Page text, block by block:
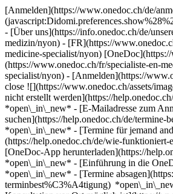
[Anmelden](https://www.onedoc.ch/de/
- [Über uns](https://info.onedoc.ch/de/
medizin/nyon) - [FR](https://
medicine-specialist/nyon)
(https://www.onedoc.ch/fr/specialiste-en-
specialist/nyon) - [Anmelden](https://
close ![](https://www.onedoc.ch/assets/
nicht erstellt werden](https://
*open\_in\_new* - [E-Mailadresse zum
suchen](https://help.onedoc.ch/de/
*open\_in\_new* - [Termine für jemand
(https://help.onedoc.ch/de/wie-
[OneDoc-App herunterladen](https://
*open\_in\_new* - [Einführung in die